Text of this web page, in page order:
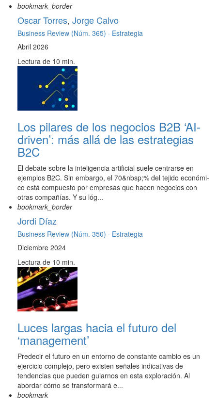
bookmark_border
Oscar Torres, Jorge Calvo
Business Review (Núm. 365) · Estrategia
Abril 2026
Lectura de 10 min.
Los pilares de los negocios B2B ‘AI-
driven’: más allá de las estrategias
B2C
El debate sobre la inteligencia artificial suele centrarse en
ejemplos B2C. Sin embargo, el 70&nbsp;% del tejido económi-
co está compuesto por empresas que hacen negocios con
otras compañías. Y su lóg...
bookmark_border
Jordi Díaz
Business Review (Núm. 350) · Estrategia
Diciembre 2024
Lectura de 10 min.
Luces largas hacia el futuro del
‘management’
Predecir el futuro en un entorno de constante cambio es un
ejercicio complejo, pero existen señales indicativas de
tendencias que pueden guiarnos en esta exploración. Al
abordar cómo se transformará e...
bookmark